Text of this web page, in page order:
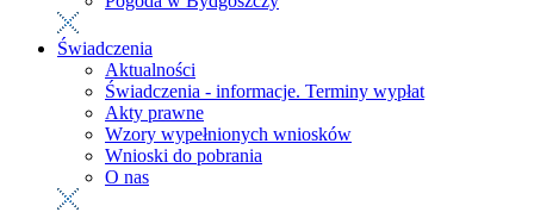
Świadczenia
Aktualności
Świadczenia - informacje. Terminy wypłat
Akty prawne
Wzory wypełnionych wniosków
Wnioski do pobrania
O nas